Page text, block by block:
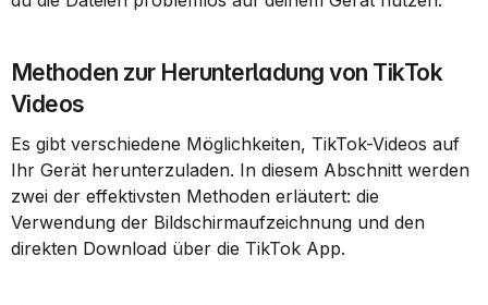
Methoden zur Herunterladung von TikTok
Videos
Es gibt verschiedene Möglichkeiten, TikTok-Videos auf
Ihr Gerät herunterzuladen. In diesem Abschnitt werden
zwei der effektivsten Methoden erläutert: die
Verwendung der Bildschirmaufzeichnung und den
direkten Download über die TikTok App.